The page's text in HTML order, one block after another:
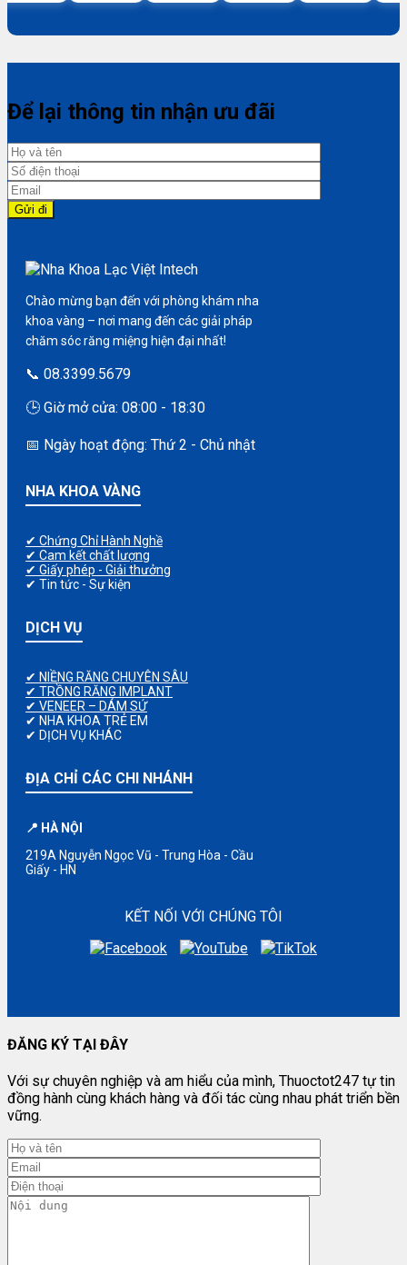
Để lại thông tin nhận ưu đãi
Chào mừng bạn đến với phòng khám nha
khoa vàng – nơi mang đến các giải pháp
chăm sóc răng miệng hiện đại nhất!
📞 08.3399.5679
🕒 Giờ mở cửa: 08:00 - 18:30
📅 Ngày hoạt động: Thứ 2 - Chủ nhật
NHA KHOA VÀNG
✔ Chứng Chỉ Hành Nghề
✔ Cam kết chất lượng
✔ Giấy phép - Giải thưởng
✔ Tin tức - Sự kiện
DỊCH VỤ
✔ NIỀNG RĂNG CHUYÊN SÂU
✔ TRỒNG RĂNG IMPLANT
✔ VENEER – DÁM SỨ
✔ NHA KHOA TRẺ EM
✔ DỊCH VỤ KHÁC
ĐỊA CHỈ CÁC CHI NHÁNH
📍 HÀ NỘI
219A Nguyễn Ngọc Vũ - Trung Hòa - Cầu
Giấy - HN
KẾT NỐI VỚI CHÚNG TÔI
ĐĂNG KÝ TẠI ĐÂY
Với sự chuyên nghiệp và am hiểu của mình, Thuoctot247 tự tin
đồng hành cùng khách hàng và đối tác cùng nhau phát triển bền
vững.